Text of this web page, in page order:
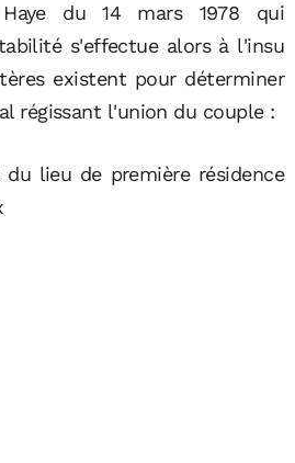
du 14 mars 1978 qui
s'effectue alors à l'insu
existent pour déterminer
régissant l'union du couple :
du lieu de première résidence